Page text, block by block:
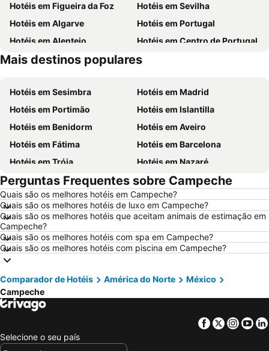
Hotéis em Figueira da Foz
Hotéis em Sevilha
Hotéis em Algarve
Hotéis em Portugal
Hotéis em Alentejo
Hotéis em Centro de Portugal
Hotéis em Málaga
Hotéis em Maiorca
Mais destinos populares
Hotéis em Sesimbra
Hotéis em Madrid
Hotéis em Portimão
Hotéis em Islantilla
Hotéis em Benidorm
Hotéis em Aveiro
Hotéis em Fátima
Hotéis em Barcelona
Hotéis em Tróia
Hotéis em Nazaré
Hotéis em Évora
Hotéis em Peniche
Hotéis em Porto Santo
Hotéis em Isla Canela
Hotéis em Sangenjo
Hotéis em Vila Nova de Milfontes
Hotéis em Vilamoura
Hotéis em Vigo
Hotéis em Roma
Hotéis em Norte de Portugal
Hotéis em Sul de Espanha
Hotéis em Andaluzia
Hotéis em Minorca
Hotéis em Ibiza
Hotéis em Galiza
Hotéis em Douro
Perguntas Frequentes sobre Campeche
Quais são os melhores hotéis em Campeche?
Quais são os melhores hotéis de luxo em Campeche?
Quais são os melhores hotéis que aceitam animais de estimação em
Campeche?
Quais são os melhores hotéis com spa em Campeche?
Quais são os melhores hotéis com piscina em Campeche?
Comparador de Hotéis América do Norte
México
Campeche
Facebook
Twitter
Selecione o seu país